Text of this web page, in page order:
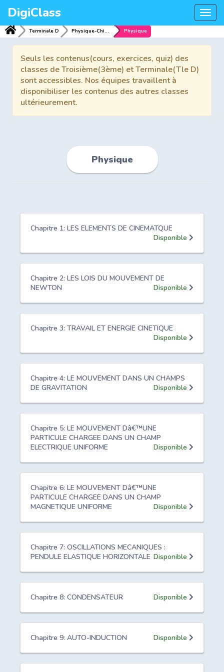
DigiClass
Terminale D Physique-Chimie Physique
Seuls les contenus(cours, exercices, quiz) des
classes de Troisième(3ème) et Terminale(Tle D)
sont accessibles. Nos équipes travaillent à
disponibiliser les contenus des autres classes
ultérieurement.
Physique
Chapitre 1: LES ELEMENTS DE CINEMATQUE
Disponible
Chapitre 2: LES LOIS DU MOUVEMENT DE
NEWTON
Disponible
Chapitre 3: TRAVAIL ET ENERGIE CINETIQUE
Disponible
Chapitre 4: LE MOUVEMENT DANS UN CHAMPS
DE GRAVITATION
Disponible
Chapitre 5: LE MOUVEMENT Dâ€™UNE
PARTICULE CHARGEE DANS UN CHAMP
ELECTRIQUE UNIFORME
Disponible
Chapitre 6: LE MOUVEMENT Dâ€™UNE
PARTICULE CHARGEE DANS UN CHAMP
MAGNETIQUE UNIFORME
Disponible
Chapitre 7: OSCILLATIONS MECANIQUES :
PENDULE ELASTIQUE HORIZONTALE Disponible
Chapitre 8: CONDENSATEUR Disponible
Chapitre 9: AUTO-INDUCTION Disponible